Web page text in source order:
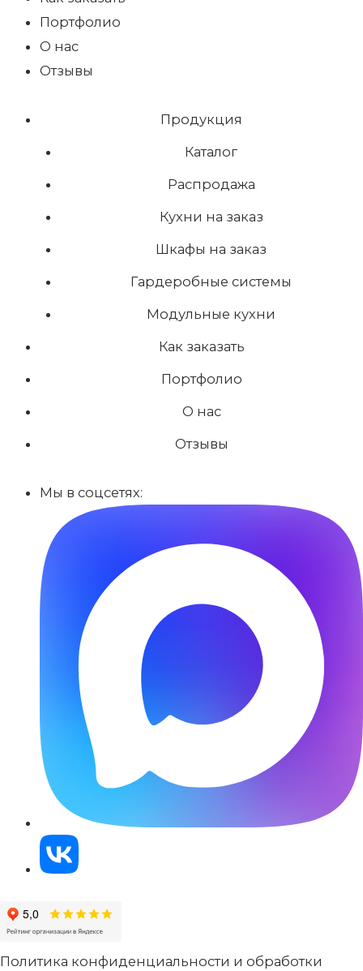
Портфолио
О нас
Отзывы
Продукция
Каталог
Распродажа
Кухни на заказ
Шкафы на заказ
Гардеробные системы
Модульные кухни
Как заказать
Портфолио
О нас
Отзывы
Мы в соцсетях:
Политика конфиденциальности и обработки